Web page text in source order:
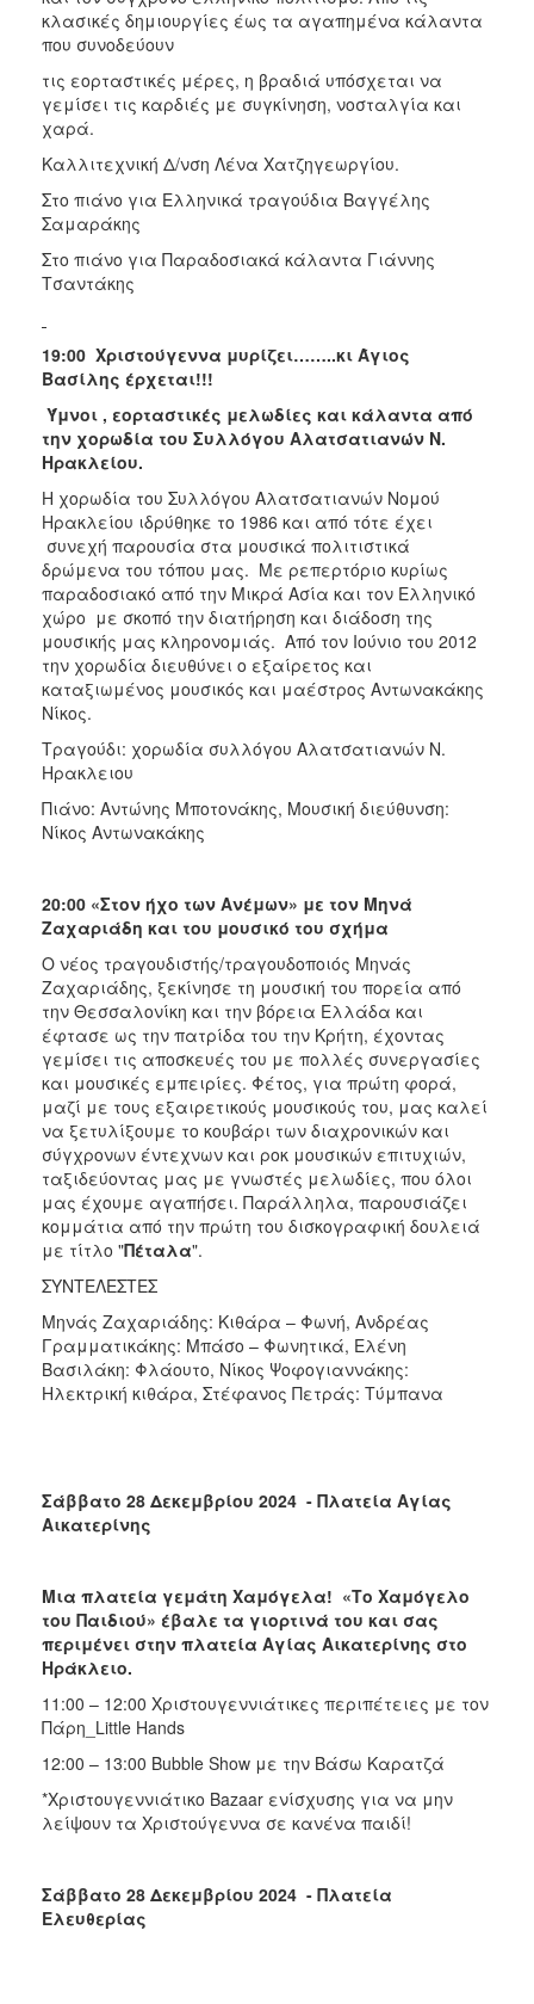
κλασικές δημιουργίες έως τα αγαπημένα κάλαντα
που συνοδεύουν
τις εορταστικές μέρες, η βραδιά υπόσχεται να
γεμίσει τις καρδιές με συγκίνηση, νοσταλγία και
χαρά.
Καλλιτεχνική Δ/νση Λένα Χατζηγεωργίου.
Στο πιάνο για Ελληνικά τραγούδια Βαγγέλης
Σαμαράκης
Στο πιάνο για Παραδοσιακά κάλαντα Γιάννης
Τσαντάκης
19:00 Χριστούγεννα μυρίζει……..κι Άγιος
Βασίλης έρχεται!!!
Ύμνοι , εορταστικές μελωδίες και κάλαντα από
την χορωδία του Συλλόγου Αλατσατιανών Ν.
Ηρακλείου.
Η χορωδία του Συλλόγου Αλατσατιανών Νομού
Ηρακλείου ιδρύθηκε το 1986 και από τότε έχει
συνεχή παρουσία στα μουσικά πολιτιστικά
δρώμενα του τόπου μας. Με ρεπερτόριο κυρίως
παραδοσιακό από την Μικρά Ασία και τον Ελληνικό
χώρο με σκοπό την διατήρηση και διάδοση της
μουσικής μας κληρονομιάς. Από τον Ιούνιο του 2012
την χορωδία διευθύνει ο εξαίρετος και
καταξιωμένος μουσικός και μαέστρος Αντωνακάκης
Νίκος.
Τραγούδι: χορωδία συλλόγου Aλατσατιανών Ν.
Ηρακλειου
Πιάνο: Αντώνης Μποτονάκης, Μουσική διεύθυνση:
Νίκος Αντωνακάκης
20:00 «Στον ήχο των Ανέμων» με τον Μηνά
Ζαχαριάδη και του μουσικό του σχήμα
Ο νέος τραγουδιστής/τραγουδοποιός Μηνάς
Ζαχαριάδης, ξεκίνησε τη μουσική του πορεία από
την Θεσσαλονίκη και την βόρεια Ελλάδα και
έφτασε ως την πατρίδα του την Κρήτη, έχοντας
γεμίσει τις αποσκευές του με πολλές συνεργασίες
και μουσικές εμπειρίες. Φέτος, για πρώτη φορά,
μαζί με τους εξαιρετικούς μουσικούς του, μας καλεί
να ξετυλίξουμε το κουβάρι των διαχρονικών και
σύγχρονων έντεχνων και ροκ μουσικών επιτυχιών,
ταξιδεύοντας μας με γνωστές μελωδίες, που όλοι
μας έχουμε αγαπήσει. Παράλληλα, παρουσιάζει
κομμάτια από την πρώτη του δισκογραφική δουλειά
με τίτλο "Πέταλα".
ΣΥΝΤΕΛΕΣΤΕΣ
Μηνάς Ζαχαριάδης: Κιθάρα – Φωνή, Ανδρέας
Γραμματικάκης: Μπάσο – Φωνητικά, Ελένη
Βασιλάκη: Φλάουτο, Νίκος Ψοφογιαννάκης:
Ηλεκτρική κιθάρα, Στέφανος Πετράς: Τύμπανα
Σάββατο 28 Δεκεμβρίου 2024 - Πλατεία Αγίας
Αικατερίνης
Μια πλατεία γεμάτη Χαμόγελα! «Το Χαμόγελο
του Παιδιού» έβαλε τα γιορτινά του και σας
περιμένει στην πλατεία Αγίας Αικατερίνης στο
Ηράκλειο.
11:00 – 12:00 Χριστουγεννιάτικες περιπέτειες με τον
Πάρη_Little Hands
12:00 – 13:00 Bubble Show με την Βάσω Καρατζά
*Χριστουγεννιάτικο Bazaar ενίσχυσης για να μην
λείψουν τα Χριστούγεννα σε κανένα παιδί!
Σάββατο 28 Δεκεμβρίου 2024 - Πλατεία
Ελευθερίας